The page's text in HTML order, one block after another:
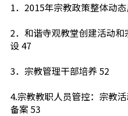
1．2015年宗教政策整体动
2．和谐寺观教堂创建活动
设 47
3．宗教管理干部培养 52
4.宗教教职人员管控：宗教
备案 53